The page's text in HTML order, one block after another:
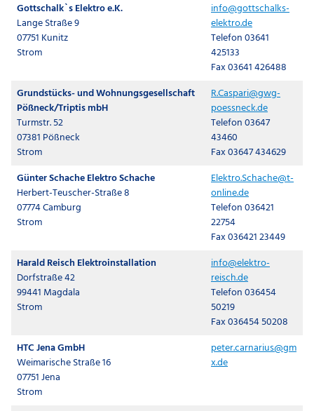
Gottschalk`s Elektro e.K.
Lange Straße 9
07751 Kunitz
Strom
info@gottschalks-
elektro.de
Telefon 03641
425133
Fax 03641 426488
Grundstücks- und Wohnungsgesellschaft
Pößneck/Triptis mbH
Turmstr. 52
07381 Pößneck
Strom
R.Caspari@gwg-
poessneck.de
Telefon 03647
43460
Fax 03647 434629
Günter Schache Elektro Schache
Herbert-Teuscher-Straße 8
07774 Camburg
Strom
Elektro.Schache@t-
online.de
Telefon 036421
22754
Fax 036421 23449
Harald Reisch Elektroinstallation
Dorfstraße 42
99441 Magdala
Strom
info@elektro-
reisch.de
Telefon 036454
50219
Fax 036454 50208
HTC Jena GmbH
Weimarische Straße 16
07751 Jena
Strom
peter.carnarius@gm
x.de